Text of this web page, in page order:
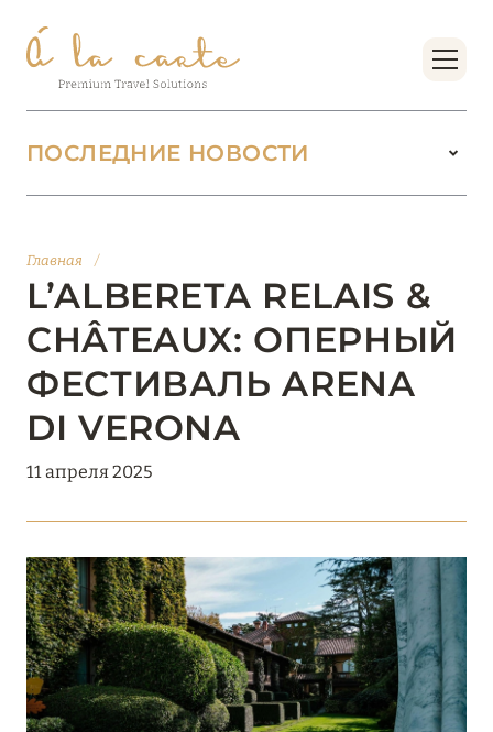
Главная /
L’ALBERETA RELAIS &
CHÂTEAUX: ОПЕРНЫЙ
ФЕСТИВАЛЬ ARENA
DI VERONA
11 апреля 2025
ПОСЛЕДНИЕ НОВОСТИ
БУТИК-КУРОРТЫ МАЛЬДИВСКИХ ОСТРОВОВ
ОТ VERSA COLLECTION
01 июня 2026
JUMEIRAH OLHAHALI ISLAND MALDIVES: ВАШ
ОАЗИС ТЕПЛА И ИЗЫСКАННОСТИ
18 мая 2026
THE ST. REGIS MALDIVES VOMMULI:
МАНИФЕСТ ЭСТЕТИКИ В САМОМ СЕРДЦЕ
ОКЕАНА
Подробнее